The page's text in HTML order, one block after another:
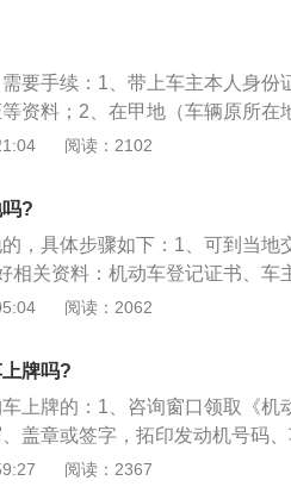
窗口交外迁委托书，填写二手车
份证的原件复印件，车辆登记证
、提挡发临牌：交牌后第二个工
部门发给车主临时号牌，一般
要手续：1、带上车主本人身份
资料；2、在甲地（车辆原所在
户费、注消车辆信息，提取车辆
户手续，交上户费、验车、交挡
的行驶证；4、然后用从甲地车
。等待一周，去交警队车辆管理
阅读：2102
?
，具体步骤如下：1、可到当地
相关资料：机动车登记证书、车
时间段将车开到指定车管所；3
4、待相关资料审核合格后，再
测，车辆经检验合格后，直接到
案和临时车管转入业务。
阅读：2062
牌吗?
上牌的：1、咨询窗口领取《机
盖章或签字，拓印发动机号码、
理窗口，将资料交工作人员审核
阅读：2367